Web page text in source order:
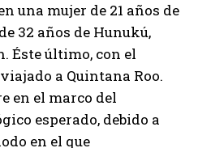
una mujer de 21 años de
32 años de Hunukú,
Éste último, con el
a Quintana Roo.
en el marco del
esperado, debido a
en el que